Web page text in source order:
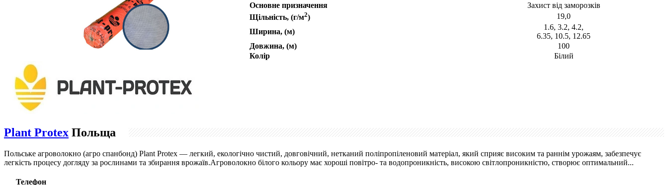
Основне призначення
Захист від заморозків
Щільність, (г/м2)
19,0
Ширина, (м)
1.6, 3.2, 4.2,
6.35, 10.5, 12.65
Довжина, (м)
100
Колір
Білий
Plant Protex Польща
Польське агроволокно (агро спанбонд) Plant Protex — легкий, екологічно чистий, довговічний, нетканий поліпропіленовий матеріал, який сприяє високим та раннім урожаям, забезпечує
легкість процесу догляду за рослинами та збирання врожаїв.Агроволокно білого кольору має хороші повітро- та водопроникність, високою світлопроникністю, створює оптимальний...
Телефон